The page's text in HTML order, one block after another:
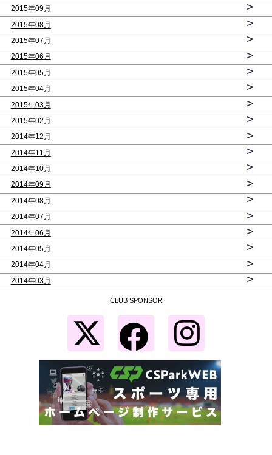
2015年09月 >
2015年08月 >
2015年07月 >
2015年06月 >
2015年05月 >
2015年04月 >
2015年03月 >
2015年02月 >
2014年12月 >
2014年11月 >
2014年10月 >
2014年09月 >
2014年08月 >
2014年07月 >
2014年06月 >
2014年05月 >
2014年04月 >
2014年03月 >
CLUB SPONSOR